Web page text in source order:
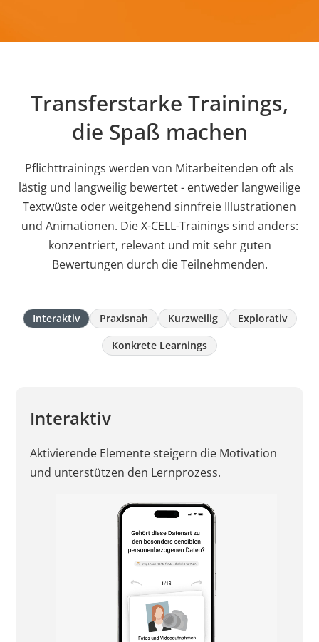
Transferstarke Trainings,
die Spaß machen
Pflichttrainings werden von Mitarbeitenden oft als
lästig und langweilig bewertet - entweder langweilige
Textwüste oder weitgehend sinnfreie Illustrationen
und Animationen. Die X-CELL-Trainings sind anders:
konzentriert, relevant und mit sehr guten
Bewertungen durch die Teilnehmenden.
Interaktiv Praxisnah Kurzweilig
Explorativ
Konkrete Learnings
Interaktiv
Aktivierende Elemente steigern die Motivation
und unterstützen den Lernprozess.